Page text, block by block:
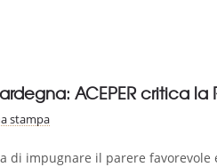
ACEPER critica
stampa
di impugnare il parere favorevole